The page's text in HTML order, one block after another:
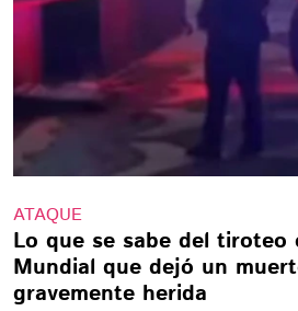
ATAQUE
Lo que se sabe del tiroteo
Mundial que dejó un
gravemente herida